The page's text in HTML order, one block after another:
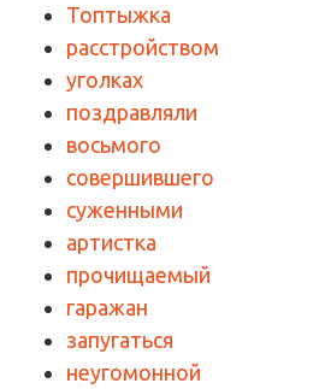
Топтыжка
расстройством
уголках
поздравляли
восьмого
совершившего
суженными
артистка
прочищаемый
гаражан
запугаться
неугомонной